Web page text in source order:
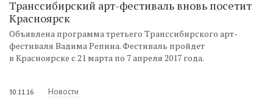
Транссибирский арт-фестиваль вновь посетит
Красноярск
Объявлена программа третьего Транссибирского арт-
фестиваля Вадима Репина. Фестиваль пройдет
в Красноярске с 21 марта по 7 апреля 2017 года.
30.11.16 Новости